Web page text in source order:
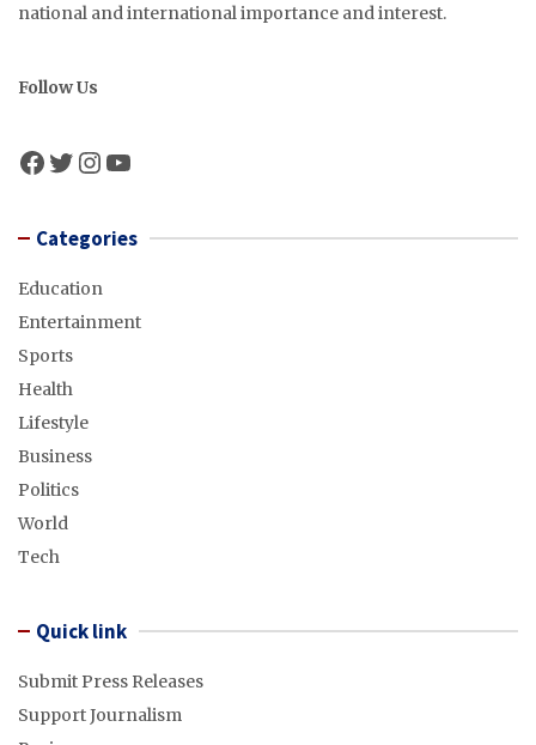
national and international importance and interest.
Follow Us
Facebook
Twitter
Instagram
YouTube
Categories
Education
Entertainment
Sports
Health
Lifestyle
Business
Politics
World
Tech
Quick link
Submit Press Releases
Support Journalism